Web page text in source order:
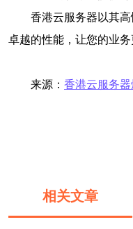
香港云服务器以其
卓越的性能，让您的业务
来源： 香港云服务
相关文章